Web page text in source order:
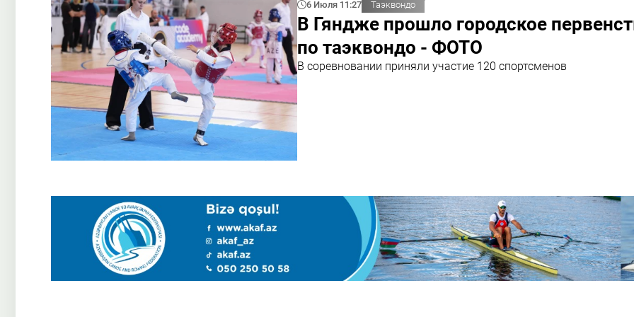
6 Июля 11:27 Таэквондо
В Гяндже прошло городское
по таэквондо - ФОТО
В соревновании приняли участие 120 спортсменов